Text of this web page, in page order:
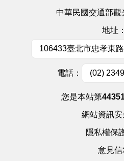
中華民國交通部觀
地址：
106433臺北市忠孝東
電話： (02)
您是本站第
網站資訊
隱私權保
意見信